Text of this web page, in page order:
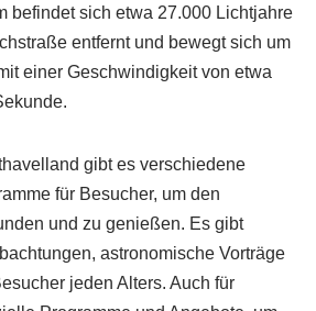
befindet sich etwa 27.000 Lichtjahre
entfernt und bewegt sich um
einer Geschwindigkeit von etwa
gibt es verschiedene
für Besucher, um den
und zu genießen. Es gibt
astronomische Vorträge
jeden Alters. Auch für